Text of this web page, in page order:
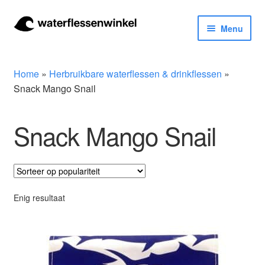
Ga
Ga
Menu
Bidons
Kinderflessen
Drinkfles met rietje
Aluminium drinkfles
Home» Herbruikbare waterflessen & drinkflessen »
Snack Mango Snail
Snack Mango Snail
Enig resultaat